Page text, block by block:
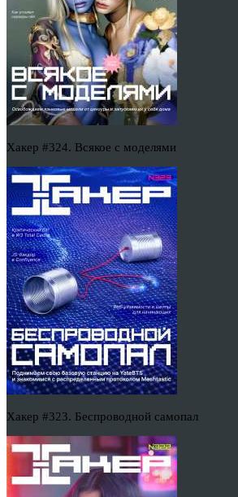
Хакер #324. Всякое с моделями
Хакер #323. Беспроводной самопал